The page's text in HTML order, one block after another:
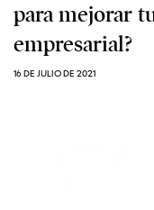
para mejorar
empresarial?
16 DE JULIO DE 2021